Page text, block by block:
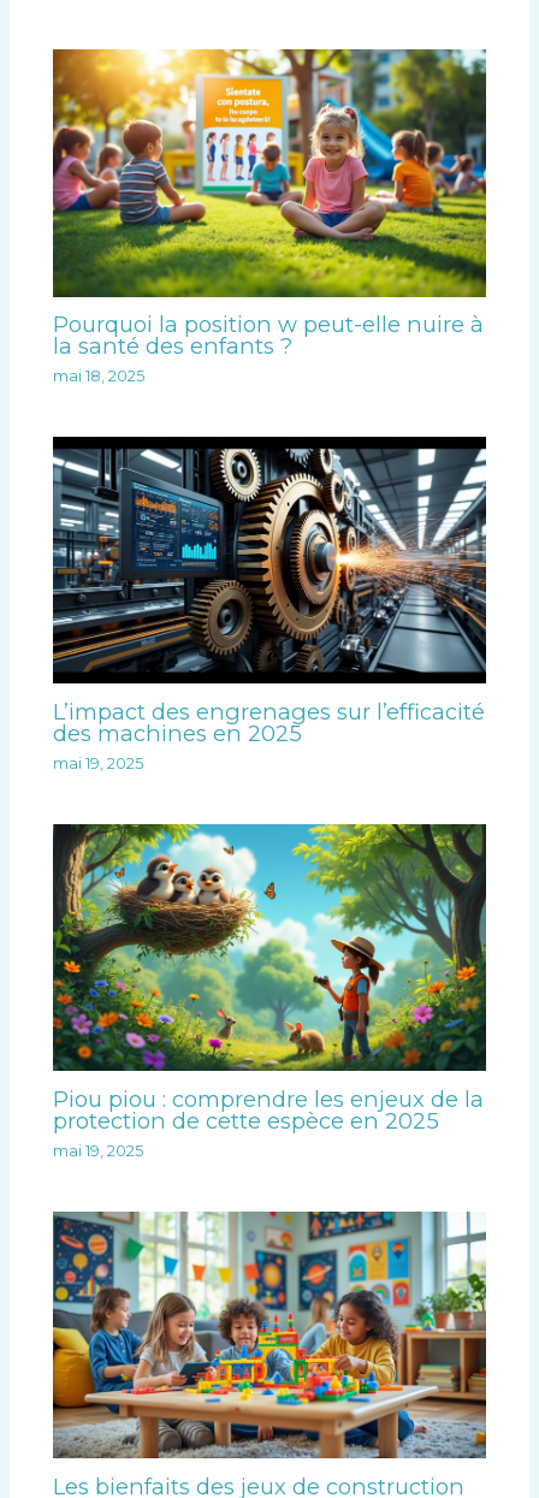
Pourquoi la position w peut-elle nuire à
la santé des enfants ?
mai 18, 2025
L’impact des engrenages sur l’efficacité
des machines en 2025
mai 19, 2025
Piou piou : comprendre les enjeux de la
protection de cette espèce en 2025
mai 19, 2025
Les bienfaits des jeux de construction